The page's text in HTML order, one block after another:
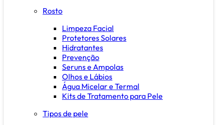
Rosto
Limpeza Facial
Protetores Solares
Hidratantes
Prevenção
Seruns e Ampolas
Olhos e Lábios
Água Micelar e Termal
Kits de Tratamento para Pele
Tipos de pele